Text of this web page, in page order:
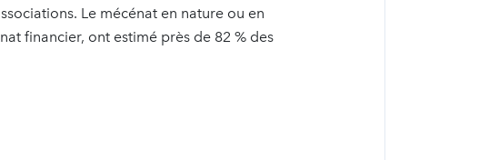
Le mécénat en nature ou en
financier, ont estimé près de 82 % des